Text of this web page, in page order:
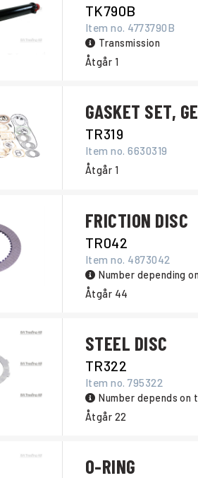
TK790B
Item no. 4773790B
Transmission
Åtgår 1
GASKET SET,
TR319
Item no.6630319
Åtgår 1
FRICTION DISC
TR042
Item no. 4873042
Number depending
Åtgår 44
STEEL DISC
TR322
Item no.795322
Number depends on
Åtgår 22
O-RING